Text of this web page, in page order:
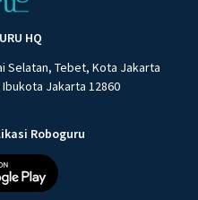
HQ
Selatan, Tebet, Kota Jakarta
Jakarta 12860
Roboguru